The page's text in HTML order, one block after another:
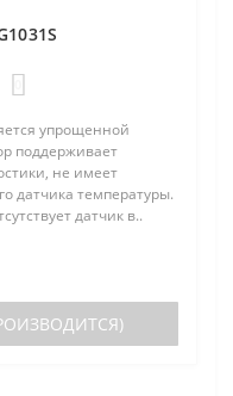
упрощенной
поддерживает
не имеет
датчика температуры.
датчик в..